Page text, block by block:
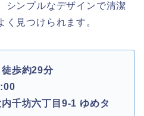
シンプルなデザインで清潔
見つけられます。
歩約29分
千坊六丁目9-1 ゆめタ